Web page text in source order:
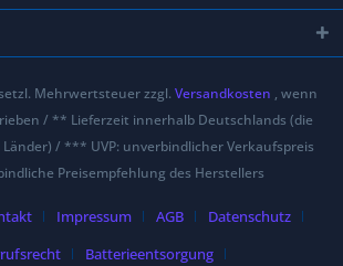
Mehrwertsteuer zzgl. Versandkosten , wenn
/ ** Lieferzeit innerhalb Deutschlands (die
/ *** UVP: unverbindlicher Verkaufspreis
Preisempfehlung des Herstellers
Impressum AGB
Datenschutz
Batterieentsorgung